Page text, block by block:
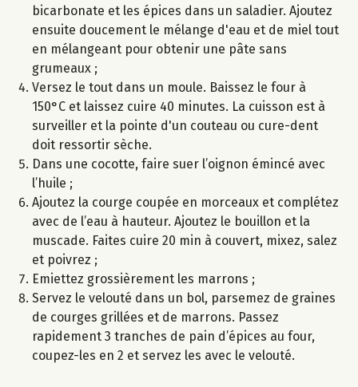
bicarbonate et les épices dans un saladier. Ajoutez
ensuite doucement le mélange d'eau et de miel tout
en mélangeant pour obtenir une pâte sans
grumeaux ;
Versez le tout dans un moule. Baissez le four à
150°C et laissez cuire 40 minutes. La cuisson est à
surveiller et la pointe d'un couteau ou cure-dent
doit ressortir sèche.
Dans une cocotte, faire suer l’oignon émincé avec
l’huile ;
Ajoutez la courge coupée en morceaux et complétez
avec de l’eau à hauteur. Ajoutez le bouillon et la
muscade. Faites cuire 20 min à couvert, mixez, salez
et poivrez ;
Emiettez grossièrement les marrons ;
Servez le velouté dans un bol, parsemez de graines
de courges grillées et de marrons. Passez
rapidement 3 tranches de pain d’épices au four,
coupez-les en 2 et servez les avec le velouté.